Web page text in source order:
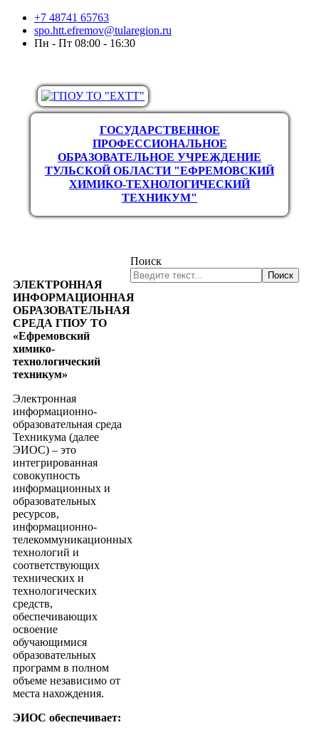
+7 48741 65763
spo.htt.efremov@tularegion.ru
Пн - Пт 08:00 - 16:30
ГОСУДАРСТВЕННОЕ
ПРОФЕССИОНАЛЬНОЕ
ОБРАЗОВАТЕЛЬНОЕ УЧРЕЖДЕНИЕ
ТУЛЬСКОЙ ОБЛАСТИ "ЕФРЕМОВСКИЙ
ХИМИКО-ТЕХНОЛОГИЧЕСКИЙ
ТЕХНИКУМ"
Поиск
Поиск
ЭЛЕКТРОННАЯ
ИНФОРМАЦИОННАЯ
ОБРАЗОВАТЕЛЬНАЯ
СРЕДА ГПОУ ТО
«Ефремовский
химико-
технологический
техникум»
Электронная
информационно-
образовательная среда
Техникума (далее
ЭИОС) – это
интегрированная
совокупность
информационных и
образовательных
ресурсов,
информационно-
телекоммуникационных
технологий и
соответствующих
технических и
технологических
средств,
обеспечивающих
освоение
обучающимися
образовательных
программ в полном
объеме независимо от
места нахождения.
ЭИОС обеспечивает: